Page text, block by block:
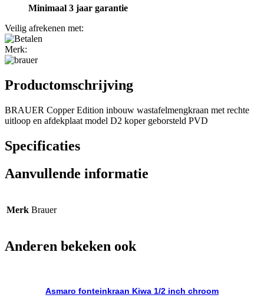
Minimaal 3 jaar garantie
Veilig afrekenen met:
Merk:
Productomschrijving
BRAUER Copper Edition inbouw wastafelmengkraan met rechte
uitloop en afdekplaat model D2 koper geborsteld PVD
Specificaties
Aanvullende informatie
Merk Brauer
Anderen bekeken ook
Asmaro fonteinkraan Kiwa 1/2 inch chroom